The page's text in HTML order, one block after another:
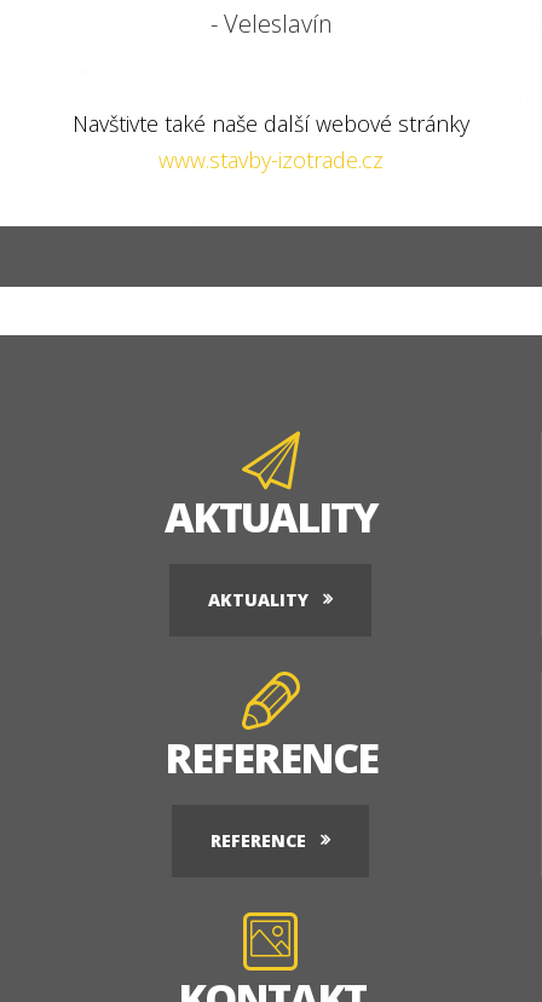
- Veleslavín
Navštivte také naše další webové stránky
www.stavby-izotrade.cz
AKTUALITY
AKTUALITY
REFERENCE
REFERENCE